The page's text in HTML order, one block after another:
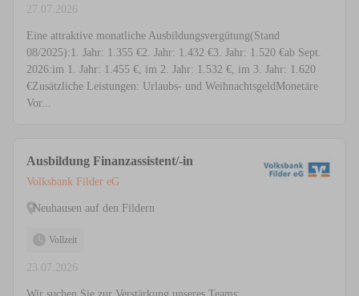
27.07.2026
Eine attraktive monatliche Ausbildungsvergütung(Stand
08/2025):1. Jahr: 1.355 €2. Jahr: 1.432 €3. Jahr: 1.520 €ab Sept.
2026:im 1. Jahr: 1.455 €, im 2. Jahr: 1.532 €, im 3. Jahr: 1.620
€Zusätzliche Leistungen: Urlaubs- und WeihnachtsgeldMonetäre
Vor...
Ausbildung Finanzassistent/-in
Volksbank Filder eG
Neuhausen auf den Fildern
Vollzeit
23.07.2026